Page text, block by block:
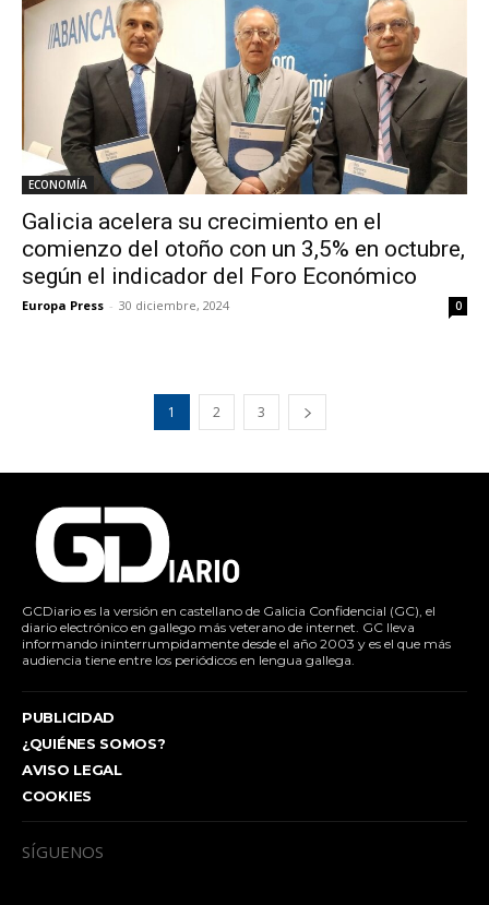
ECONOMÍA
Galicia acelera su crecimiento en el
comienzo del otoño con un 3,5% en octubre,
según el indicador del Foro Económico
Europa Press - 30 diciembre, 2024 0
1 2 3
GCDiario es la versión en castellano de Galicia Confidencial (GC), el
diario electrónico en gallego más veterano de internet. GC lleva
informando ininterrumpidamente desde el año 2003 y es el que más
audiencia tiene entre los periódicos en lengua gallega.
PUBLICIDAD
¿QUIÉNES SOMOS?
AVISO LEGAL
COOKIES
SÍGUENOS